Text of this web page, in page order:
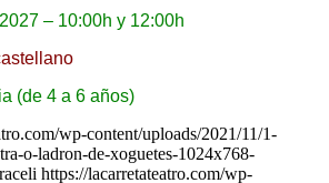
– 10:00h y 12:00h
(de 4 a 6 años)
wp-content/uploads/2021/11/1-
o-ladron-de-xoguetes-1024x768-
https://lacarretateatro.com/wp-